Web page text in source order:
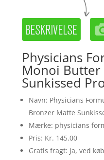
Physicians
Monoi
Sunkissed
Navn: Physicians
Bronzer Matte
Mærke: physicians
Pris: Kr. 145.00
Gratis fragt: Ja, ved